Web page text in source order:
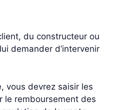
du constructeur ou
demander d’intervenir
vous devrez saisir les
le remboursement des